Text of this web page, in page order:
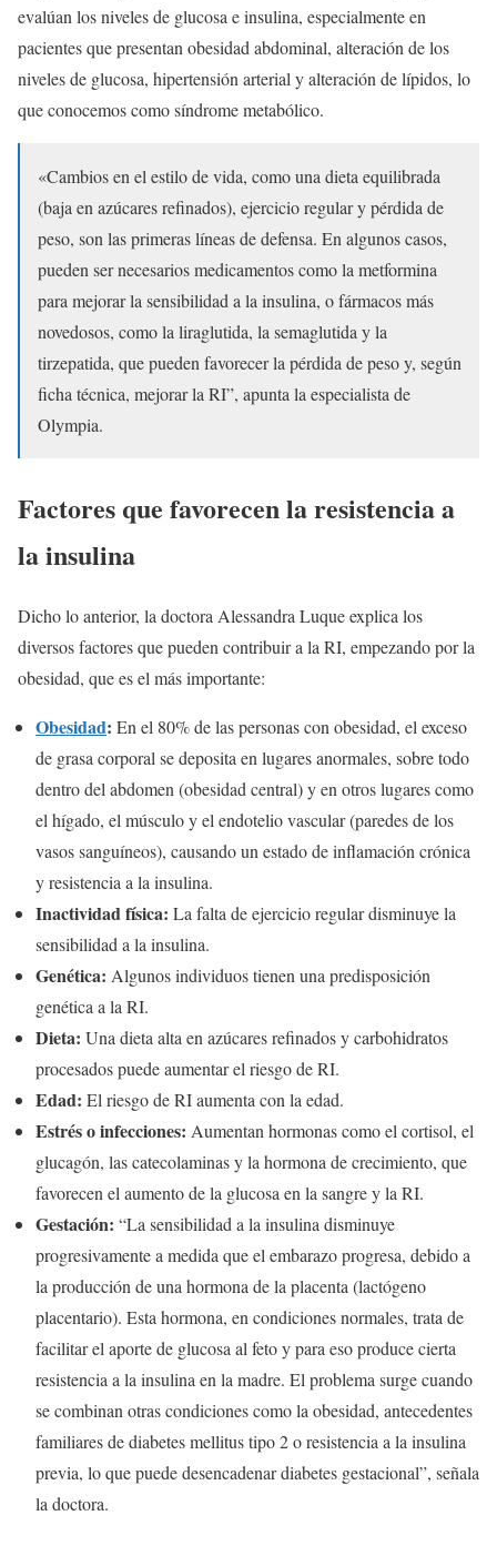
evalúan los niveles de glucosa e insulina, especialmente en
pacientes que presentan obesidad abdominal, alteración de los
niveles de glucosa, hipertensión arterial y alteración de lípidos, lo
que conocemos como síndrome metabólico.
«Cambios en el estilo de vida, como una dieta equilibrada
(baja en azúcares refinados), ejercicio regular y pérdida de
peso, son las primeras líneas de defensa. En algunos casos,
pueden ser necesarios medicamentos como la metformina
para mejorar la sensibilidad a la insulina, o fármacos más
novedosos, como la liraglutida, la semaglutida y la
tirzepatida, que pueden favorecer la pérdida de peso y, según
ficha técnica, mejorar la RI”, apunta la especialista de
Olympia.
Factores que favorecen la resistencia a
la insulina
Dicho lo anterior, la doctora Alessandra Luque explica los
diversos factores que pueden contribuir a la RI, empezando por la
obesidad, que es el más importante:
Obesidad: En el 80% de las personas con obesidad, el exceso
de grasa corporal se deposita en lugares anormales, sobre todo
dentro del abdomen (obesidad central) y en otros lugares como
el hígado, el músculo y el endotelio vascular (paredes de los
vasos sanguíneos), causando un estado de inflamación crónica
y resistencia a la insulina.
Inactividad física: La falta de ejercicio regular disminuye la
sensibilidad a la insulina.
Genética: Algunos individuos tienen una predisposición
genética a la RI.
Dieta: Una dieta alta en azúcares refinados y carbohidratos
procesados puede aumentar el riesgo de RI.
Edad: El riesgo de RI aumenta con la edad.
Estrés o infecciones: Aumentan hormonas como el cortisol, el
glucagón, las catecolaminas y la hormona de crecimiento, que
favorecen el aumento de la glucosa en la sangre y la RI.
Gestación: “La sensibilidad a la insulina disminuye
progresivamente a medida que el embarazo progresa, debido a
la producción de una hormona de la placenta (lactógeno
placentario). Esta hormona, en condiciones normales, trata de
facilitar el aporte de glucosa al feto y para eso produce cierta
resistencia a la insulina en la madre. El problema surge cuando
se combinan otras condiciones como la obesidad, antecedentes
familiares de diabetes mellitus tipo 2 o resistencia a la insulina
previa, lo que puede desencadenar diabetes gestacional”, señala
la doctora.